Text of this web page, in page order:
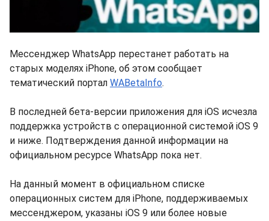
Мессенджер WhatsApp перестанет работать на
старых моделях iPhone, об этом сообщает
тематический портал WABetaInfo.
В последней бета-версии приложения для iOS исчезла
поддержка устройств с операционной системой iOS 9
и ниже. Подтверждения данной информации на
официальном ресурсе WhatsApp пока нет.
На данный момент в официальном списке
операционных систем для iPhone, поддерживаемых
мессенджером, указаны iOS 9 или более новые